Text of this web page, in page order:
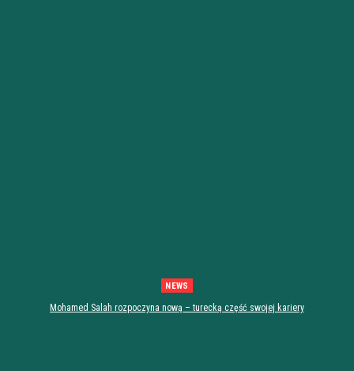
NEWS
Mohamed Salah rozpoczyna nową – turecką część swojej kariery